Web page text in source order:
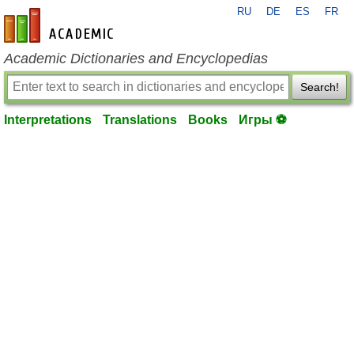
en-academic.com
RU DE ES FR
Academic Dictionaries and Encyclopedias
Search!
Interpretations Translations Books Игры ⚽